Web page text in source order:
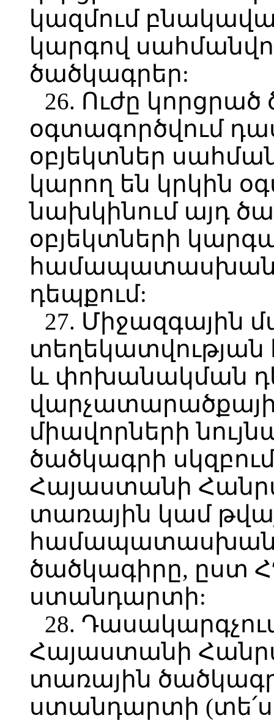
կազմում
կարգով
ծածկագրեր:
26. Ուժը
օգտագործվում
օբյեկտներ
կարող են կրկին
նախկինում այդ
օբյեկտների
համապատասխան
դեպքում:
27. Միջազգային
և փոխանակման
միավորների
ծածկագրի
Հայաստանի
տառային կամ
ծածկագիրը, ըստ
ստանդարտի:
28.
Հայաստանի
տառային
ստանդարտի (տե՛ս